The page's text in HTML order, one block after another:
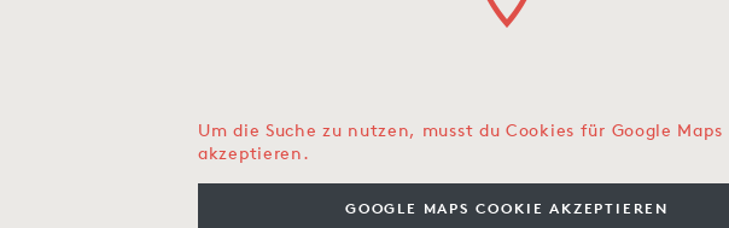
Um die Suche zu nutzen, musst du Cookies für Google Maps
akzeptieren.
GOOGLE MAPS COOKIE AKZEPTIEREN